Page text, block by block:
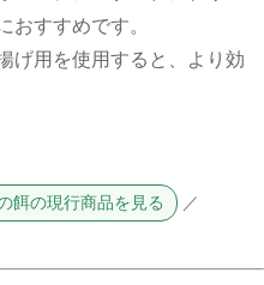
おすすめです。
げ用を使用すると、より効
餌の現行商品を見る ／